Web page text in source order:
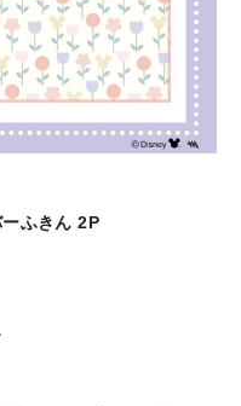
ふきん 2P